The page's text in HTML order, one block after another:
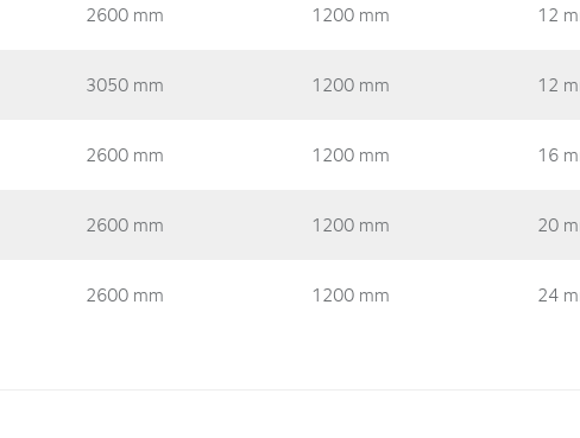
2600 mm 1200 mm 12
3050 mm 1200 mm 12
2600 mm 1200 mm 16
2600 mm 1200 mm 20
2600 mm 1200 mm 24